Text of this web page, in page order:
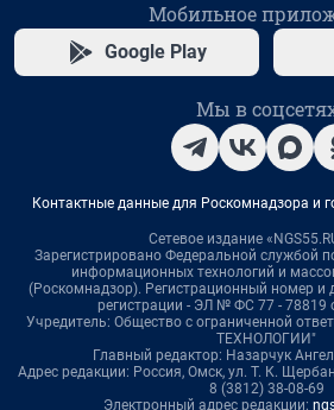
Мобильное
Google Play
Мы в
Контактные данные для Роскомнадзора и
Сетевое издание
Зарегистрировано Федеральной службой
информационных технологий и
(Роскомнадзор). Регистрационный номер и
регистрации - ЭЛ № ФС 77 - 78819
Учредитель: Общество с ограниченной
ТЕХНОЛОГИИ"
Главный редактор: Назарчук
Адрес редакции: Россия, Омск, ул. Т. К.
8 (3812) 38-08-69
Электронный адрес редакции: